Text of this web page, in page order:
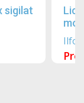
sigilat
Ilfov